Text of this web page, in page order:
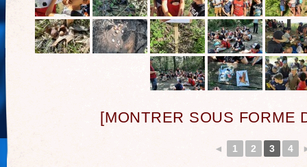
[MONTRER SOUS FORME
◄ 1 2 3 4